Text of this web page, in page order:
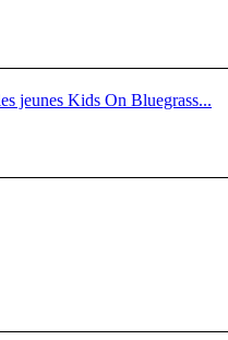
jeunes Kids On Bluegrass...